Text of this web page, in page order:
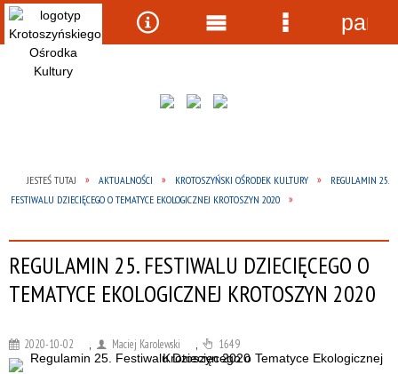
JESTEŚ TUTAJ AKTUALNOŚCI KROTOSZYŃSKI OŚRODEK KULTURY
REGULAMIN 25.
FESTIWALU DZIECIĘCEGO O TEMATYCE EKOLOGICZNEJ KROTOSZYN 2020
REGULAMIN 25. FESTIWALU DZIECIĘCEGO O
TEMATYCE EKOLOGICZNEJ KROTOSZYN 2020
2020-10-02 Maciej Karolewski 1649
Wyszukiwarka
Narzędzia
Menu Menu
panel